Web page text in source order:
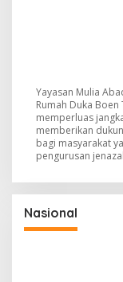
Yayasan Mulia
Rumah Duka
memperluas
memberikan
bagi masyarakat
pengurusan
Nasional